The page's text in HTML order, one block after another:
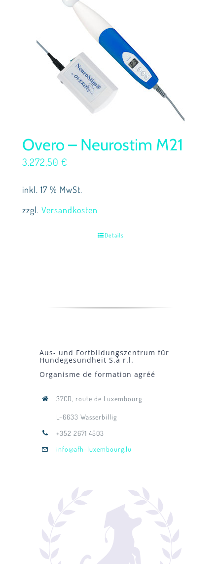
Overo – Neurostim M21
3.272,50 €
inkl. 17 % MwSt.
zzgl. Versandkosten
Details
Aus- und Fortbildungszentrum für
Hundegesundheit S.à r.l.
Organisme de formation agréé
37CD, route de Luxembourg
L-6633 Wasserbillig
+352 2671 4503
info@afh-luxembourg.lu